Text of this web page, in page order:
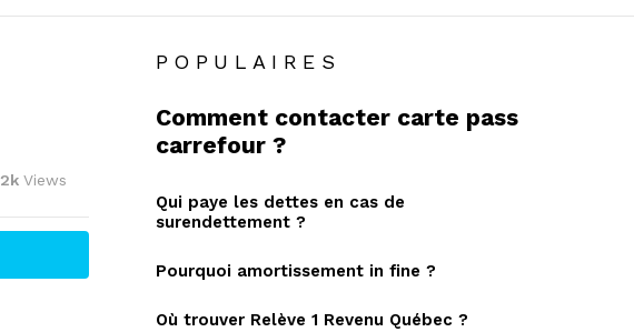
2k Views
POPULAIRES
Comment contacter carte pass
carrefour ?
Qui paye les dettes en cas de
surendettement ?
Pourquoi amortissement in fine ?
Où trouver Relève 1 Revenu Québec ?